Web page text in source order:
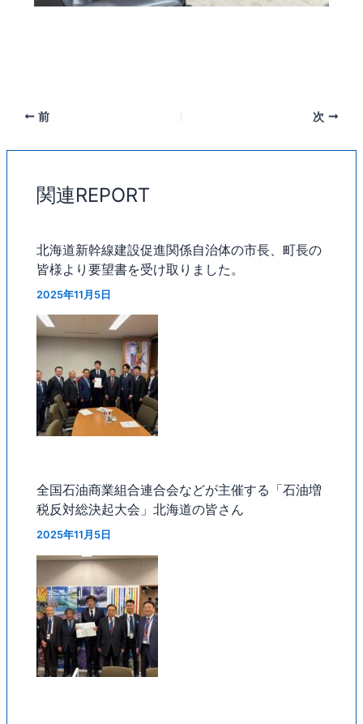
前 次
関連REPORT
北海道新幹線建設促進関係自治体の市長、町長の
皆様より要望書を受け取りました。
2025年11月5日
全国石油商業組合連合会などが主催する「石油増
税反対総決起大会」北海道の皆さん
2025年11月5日